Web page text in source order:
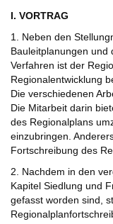
I. VORTRAG
1. Neben den
Bauleitplanungen und
Verfahren ist der
Regionalentwicklung
Die verschiedenen
Die Mitarbeit darin
des Regionalplans
einzubringen.
Fortschreibung des
2. Nachdem in den
Kapitel Siedlung und
gefasst worden sind,